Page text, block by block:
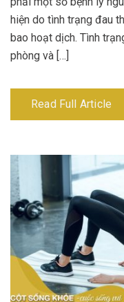
hiện do tình trạng đau
bao hoạt dịch. Tình
phòng và […]
Read Full Article